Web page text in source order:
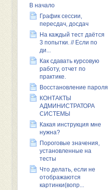
В начало
График сессии,
пересдач, досдач
На каждый тест даётся
3 попытки. // Если по
ди...
Как сдавать курсовую
работу, отчет по
практике.
Восстановление пароля
КОНТАКТЫ
АДМИНИСТРАТОРА
СИСТЕМЫ
Какая инструкция мне
нужна?
Пороговые значения,
установленные на
тесты
Что делать, если не
отображаются
картинки(вопр...